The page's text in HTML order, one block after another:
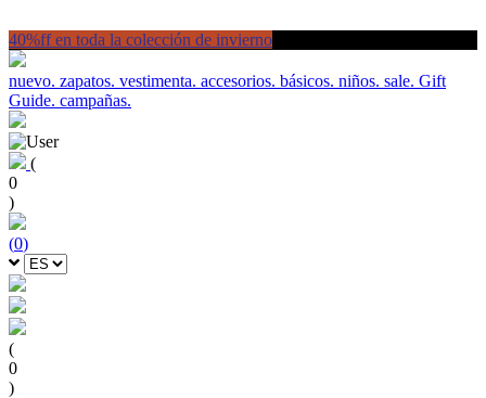
40%ff en toda la colección de invierno
nuevo. zapatos. vestimenta. accesorios. básicos. niños. sale. Gift
Guide. campañas.
(
0
)
(0)
(
0
)